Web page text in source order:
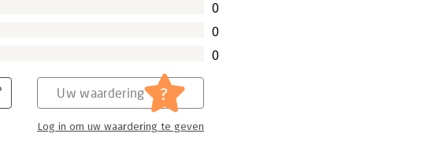
0
0
0
Uw waardering ?
Log in om uw waardering te geven